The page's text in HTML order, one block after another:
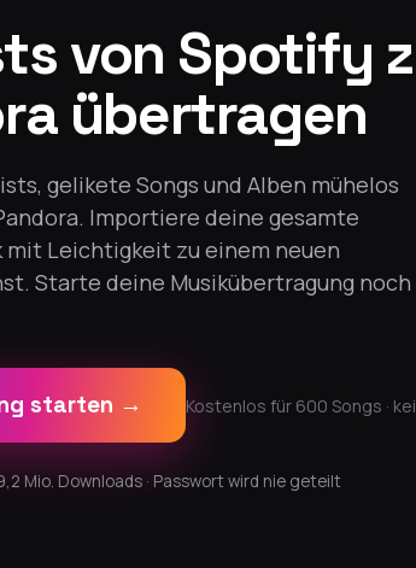
von Spotify
übertragen
gelikete Songs und Alben mühelos
Importiere deine gesamte
Leichtigkeit zu einem neuen
Starte deine Musikübertragung noch
starten → Kostenlos für 600 Songs ·
Downloads · Passwort wird nie geteilt